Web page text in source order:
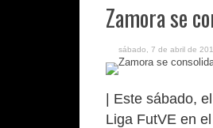
Zamora se
sábado, 7 de abril de
| Este sábado,
Liga FutVE en